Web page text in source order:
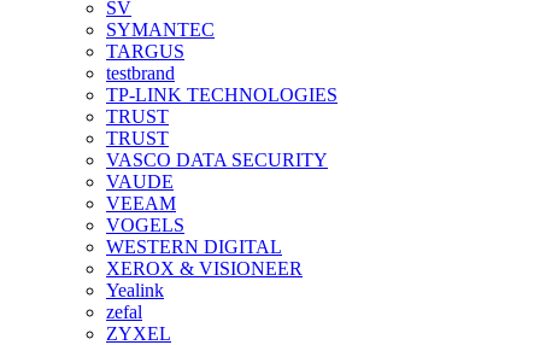
SV
SYMANTEC
TARGUS
testbrand
TP-LINK TECHNOLOGIES
TRUST
TRUST
VASCO DATA SECURITY
VAUDE
VEEAM
VOGELS
WESTERN DIGITAL
XEROX & VISIONEER
Yealink
zefal
ZYXEL